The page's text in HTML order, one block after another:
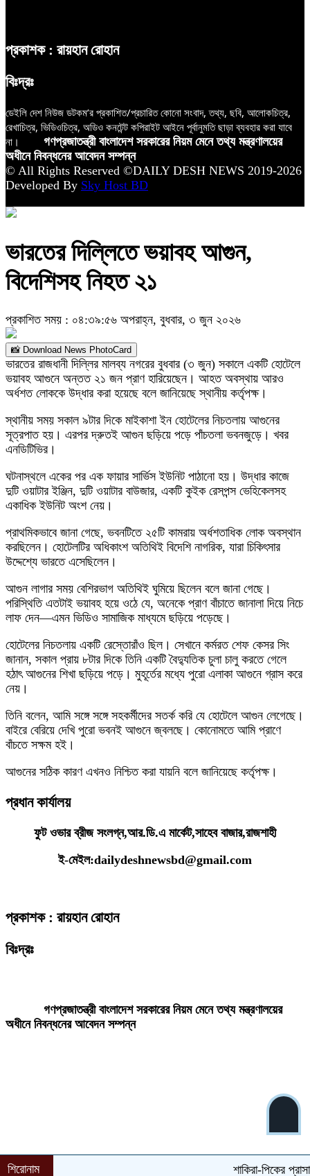
প্রকাশক : রায়হান রোহান
বিঃদ্রঃ
ডেইলি দেশ নিউজ ডটকম’র প্রকাশিত/প্রচারিত কোনো সংবাদ, তথ্য, ছবি, আলোকচিত্র,
রেখাচিত্র, ভিডিওচিত্র, অডিও কনটেন্ট কপিরাইট আইনে পূর্বানুমতি ছাড়া ব্যবহার করা যাবে
না।
গণপ্রজাতন্ত্রী বাংলাদেশ সরকারের নিয়ম মেনে তথ্য মন্ত্রণালয়ের
অধীনে নিবন্ধনের আবেদন সম্পন্ন
© All Rights Reserved ©DAILY DESH NEWS 2019-2026
Developed By Sky Host BD
শিরোনাম শাকিরা-পিকের
ভারতের দিল্লিতে ভয়াবহ আগুন,
বিদেশিসহ নিহত ২১
প্রকাশিত সময় : ০৪:৩৯:৫৬ অপরাহ্ন, বুধবার, ৩ জুন ২০২৬
📸 Download News PhotoCard
ভারতের রাজধানী দিল্লির মালব্য নগরের বুধবার (৩ জুন) সকালে একটি হোটেলে
ভয়াবহ আগুনে অন্তত ২১ জন প্রাণ হারিয়েছেন। আহত অবস্থায় আরও
অর্ধশত লোককে উদ্ধার করা হয়েছে বলে জানিয়েছে স্থানীয় কর্তৃপক্ষ।
স্থানীয় সময় সকাল ৯টার দিকে মাইকাশা ইন হোটেলের নিচতলায় আগুনের
সূত্রপাত হয়। এরপর দ্রুতই আগুন ছড়িয়ে পড়ে পাঁচতলা ভবনজুড়ে। খবর
এনডিটিভির।
ঘটনাস্থলে একের পর এক ফায়ার সার্ভিস ইউনিট পাঠানো হয়। উদ্ধার কাজে
দুটি ওয়াটার ইঞ্জিন, দুটি ওয়াটার বাউজার, একটি কুইক রেসপন্স ভেহিকেলসহ
একাধিক ইউনিট অংশ নেয়।
প্রাথমিকভাবে জানা গেছে, ভবনটিতে ২৫টি কামরায় অর্ধশতাধিক লোক অবস্থান
করছিলেন। হোটেলটির অধিকাংশ অতিথিই বিদেশি নাগরিক, যারা চিকিৎসার
উদ্দেশ্যে ভারতে এসেছিলেন।
আগুন লাগার সময় বেশিরভাগ অতিথিই ঘুমিয়ে ছিলেন বলে জানা গেছে।
পরিস্থিতি এতটাই ভয়াবহ হয়ে ওঠে যে, অনেকে প্রাণ বাঁচাতে জানালা দিয়ে নিচে
লাফ দেন—এমন ভিডিও সামাজিক মাধ্যমে ছড়িয়ে পড়েছে।
হোটেলের নিচতলায় একটি রেস্তোরাঁও ছিল। সেখানে কর্মরত শেফ কেসর সিং
জানান, সকাল প্রায় ৮টার দিকে তিনি একটি বৈদ্যুতিক চুলা চালু করতে গেলে
হঠাৎ আগুনের শিখা ছড়িয়ে পড়ে। মুহূর্তের মধ্যে পুরো এলাকা আগুনে গ্রাস করে
নেয়।
তিনি বলেন, আমি সঙ্গে সঙ্গে সহকর্মীদের সতর্ক করি যে হোটেলে আগুন লেগেছে।
বাইরে বেরিয়ে দেখি পুরো ভবনই আগুনে জ্বলছে। কোনোমতে আমি প্রাণে
বাঁচতে সক্ষম হই।
আগুনের সঠিক কারণ এখনও নিশ্চিত করা যায়নি বলে জানিয়েছে কর্তৃপক্ষ।
প্রধান কার্যালয়
ফুট ওভার ব্রীজ সংলগ্ন,আর.ডি.এ মার্কেট,সাহেব বাজার,রাজশাহী
ই-মেইল:dailydeshnewsbd@gmail.com
প্রকাশক : রায়হান রোহান
বিঃদ্রঃ
গণপ্রজাতন্ত্রী বাংলাদেশ সরকারের নিয়ম মেনে তথ্য মন্ত্রণালয়ের
অধীনে নিবন্ধনের আবেদন সম্পন্ন